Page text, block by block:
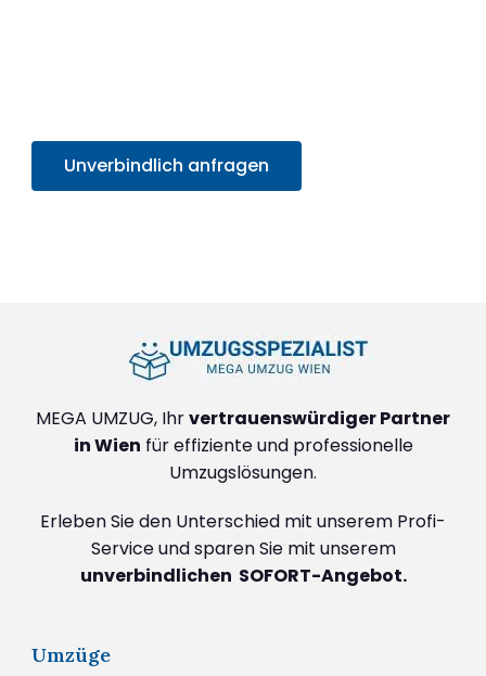
Unverbindlich anfragen
MEGA UMZUG, Ihrvertrauenswürdiger Partner
in Wien für effiziente und professionelle
Umzugslösungen.
Erleben Sie den Unterschied mit unserem Profi-
Service und sparen Sie mit unserem
unverbindlichen SOFORT-Angebot.
Umzüge